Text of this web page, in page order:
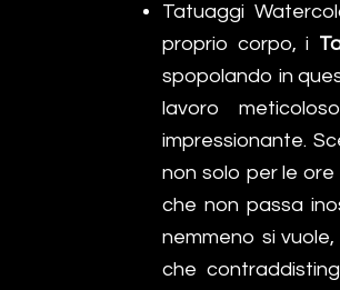
Tatuaggi
proprio corpo, i
spopolando in
lavoro
impressionante.
non solo per le
che non passa
nemmeno si
che